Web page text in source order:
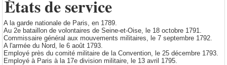
États de service
A la garde nationale de Paris, en 1789.
Au 2e bataillon de volontaires de Seine-et-Oise, le 18 octobre 1791.
Commissaire général aux mouvements militaires, le 7 septembre 1792.
A l'armée du Nord, le 6 août 1793.
Employé près du comité militaire de la Convention, le 25 décembre 1793.
Employé à Paris à la 17e division militaire, le 13 avril 1795.